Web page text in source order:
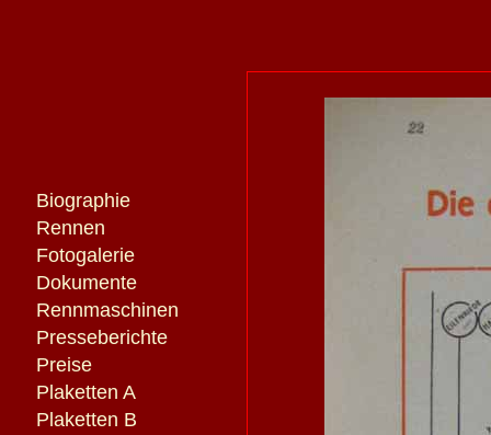
Biographie
Rennen
Fotogalerie
Dokumente
Rennmaschinen
Presseberichte
Preise
Plaketten A
Plaketten B